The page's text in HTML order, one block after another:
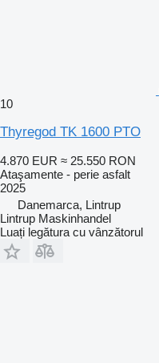
10
Thyregod TK 1600 PTO
4.870 EUR ≈ 25.550 RON
Ataşamente - perie asfalt
2025
Danemarca, Lintrup
Lintrup Maskinhandel
Luați legătura cu vânzătorul